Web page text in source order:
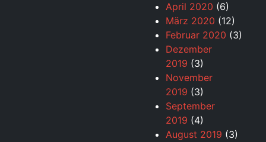
April 2020 (6)
März 2020 (12)
Februar 2020 (3)
Dezember
2019 (3)
November
2019 (3)
September
2019 (4)
August 2019 (3)